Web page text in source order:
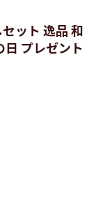
ット 逸品 和
日 プレゼント